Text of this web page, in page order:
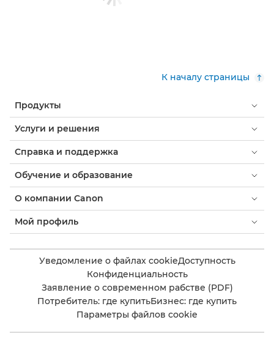
К началу страницы
Продукты
Услуги и решения
Справка и поддержка
Обучение и образование
О компании Canon
Мой профиль
Уведомление о файлах cookieДоступность
Конфиденциальность
Заявление о современном рабстве (PDF)
Потребитель: где купитьБизнес: где купить
Параметры файлов cookie